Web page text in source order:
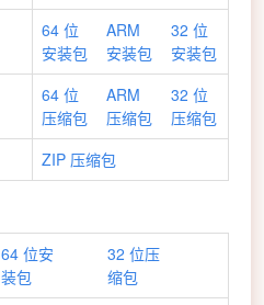
64 位
安装包
ARM
安装包
32 位
安装包
64 位
压缩包
ARM
压缩包
32 位
压缩包
ZIP 压缩包
64 位安
装包
32 位压
缩包